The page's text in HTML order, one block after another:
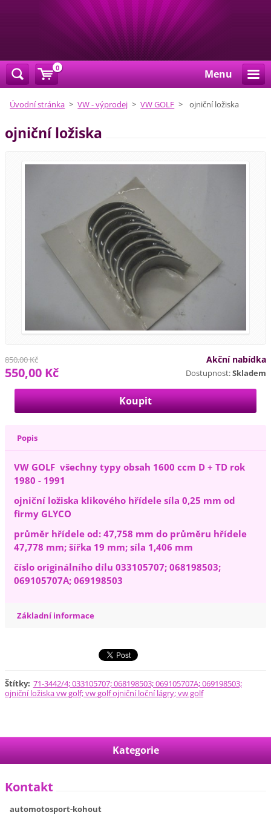
Menu
Úvodní stránka > VW - výprodej > VW GOLF > ojniční ložiska
ojniční ložiska
Akční nabídka
Dostupnost:Skladem
850,00 Kč
550,00 Kč
Popis
VW GOLF všechny typy obsah 1600 ccm D + TD rok
1980 - 1991
ojniční ložiska klikového hřídele síla 0,25 mm od
firmy GLYCO
průměr hřídele od: 47,758 mm do průměru hřídele
47,778 mm; šířka 19 mm; síla 1,406 mm
číslo originálního dílu 033105707; 068198503;
069105707A; 069198503
Základní informace
Štítky: 71-3442/4; 033105707; 068198503; 069105707A; 069198503;
ojniční ložiska vw golf; vw golf ojniční loční lágry; vw golf
Kategorie
Kontakt
automotosport-kohout
0